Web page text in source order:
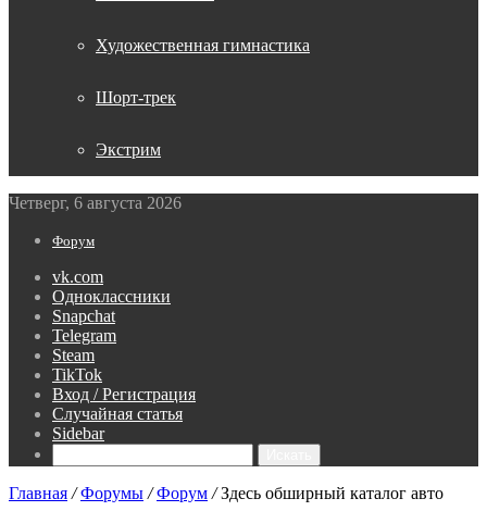
Художественная гимнастика
Шорт-трек
Экстрим
Четверг, 6 августа 2026
Форум
vk.com
Одноклассники
Snapchat
Telegram
Steam
TikTok
Вход / Регистрация
Случайная статья
Sidebar
Главная / Форумы / Форум / Здесь обширный каталог авто